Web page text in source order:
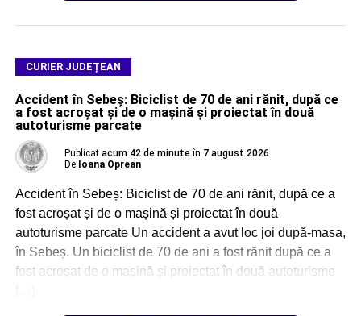
CURIER JUDEȚEAN
Accident în Sebeș: Biciclist de 70 de ani rănit, după ce
a fost acroșat și de o mașină și proiectat în două
autoturisme parcate
Publicat acum 42 de minute în 7 august 2026
De Ioana Oprean
Accident în Sebeș: Biciclist de 70 de ani rănit, după ce a
fost acroșat și de o mașină și proiectat în două
autoturisme parcate Un accident a avut loc joi după-masa,
în Sebeș. Un biciclist de 70 de ani a fost rănit după ce a
fost acroșat de o mașină și proiectat în două autoturisme